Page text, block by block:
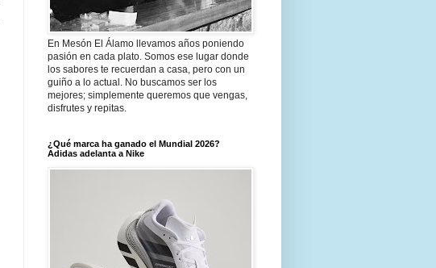
En Mesón El Álamo llevamos años poniendo
pasión en cada plato. Somos ese lugar donde
los sabores te recuerdan a casa, pero con un
guiño a lo actual. No buscamos ser los
mejores; simplemente queremos que vengas,
disfrutes y repitas.
¿Qué marca ha ganado el Mundial 2026?
Adidas adelanta a Nike